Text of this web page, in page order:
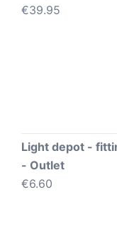
€39.95
Light depot -
- Outlet
€6.60